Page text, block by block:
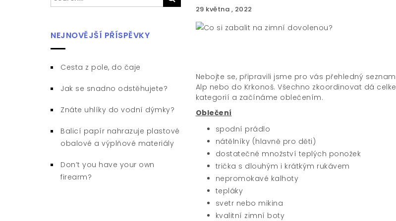
29 května , 2022
Nebojte se, připravili jsme pro vás přehledný
Alp nebo do Krkonoš. Všechno zkoordinovat dá
kategorií a začínáme oblečením.
Oblečení
spodní prádlo
nátělníky (hlavně pro děti)
dostatečné množství teplých ponožek
trička s dlouhým i krátkým rukávem
nepromokavé kalhoty
tepláky
svetr nebo mikina
kvalitní zimní boty
for:
NEJNOVĚJŠÍ PŘÍSPĚVKY
Cesta z pole, do čaje
Jak se snadno odstěhujete?
Znáte uhlíky do vodní dýmky?
Balicí papír nahrazuje plastové
obalové a výplňové materiály
Don’t you have your own
firearm?